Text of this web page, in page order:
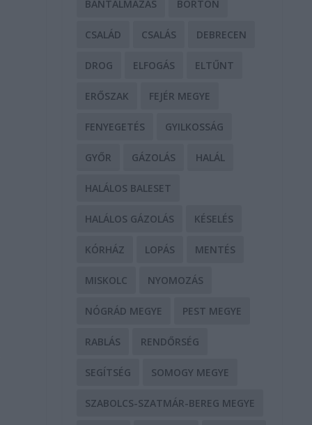
BÁNTALMAZÁS BÖRTÖN
CSALÁD CSALÁS DEBRECEN
DROG ELFOGÁS ELTŰNT
ERŐSZAK FEJÉR MEGYE
FENYEGETÉS GYILKOSSÁG
GYŐR GÁZOLÁS HALÁL
HALÁLOS BALESET
HALÁLOS GÁZOLÁS KÉSELÉS
KÓRHÁZ LOPÁS MENTÉS
MISKOLC NYOMOZÁS
NÓGRÁD MEGYE PEST MEGYE
RABLÁS RENDŐRSÉG
SEGÍTSÉG SOMOGY MEGYE
SZABOLCS-SZATMÁR-BEREG MEGYE